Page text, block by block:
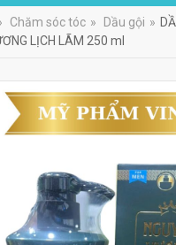
Chăm sóc tóc » Dầu gội »
LỊCH LÃM 250 ml